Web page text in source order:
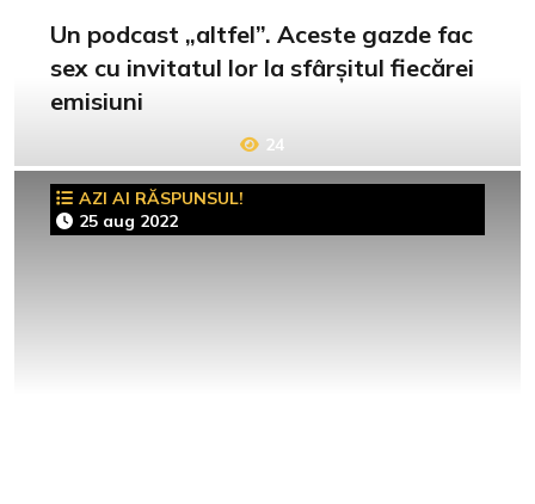
Un podcast „altfel”. Aceste gazde fac
sex cu invitatul lor la sfârșitul fiecărei
emisiuni
24
AZI AI RĂSPUNSUL!
25 aug 2022